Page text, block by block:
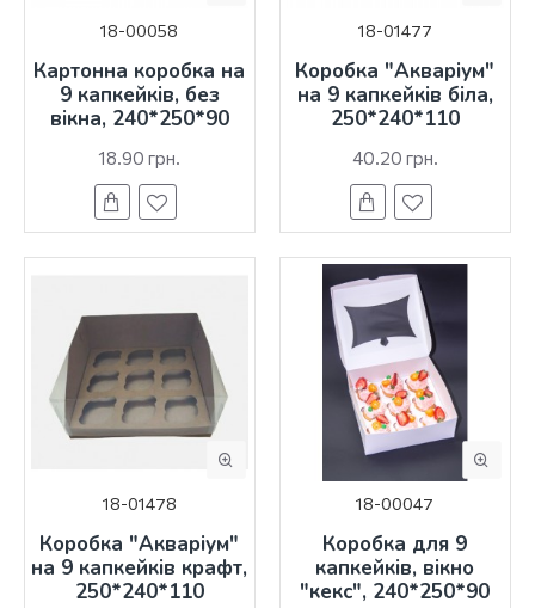
18-00058
Картонна коробка на
9 капкейків, без
вікна, 240*250*90
18.90 грн.
18-01477
Коробка "Акваріум"
на 9 капкейків біла,
250*240*110
40.20 грн.
18-01478
Коробка "Акваріум"
на 9 капкейків крафт,
250*240*110
18-00047
Коробка для 9
капкейків, вікно
"кекс", 240*250*90